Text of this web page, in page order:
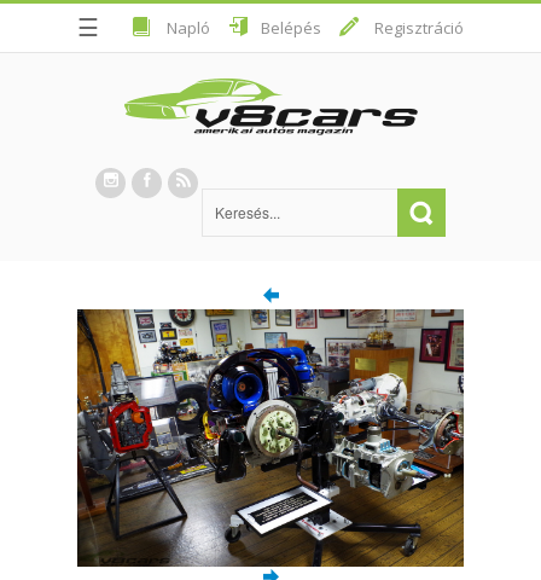
☰ Napló Belépés Regisztráció